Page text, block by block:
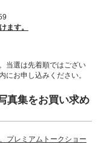
ます。
当選は先着順ではござい
にお申し込みください。
真集をお買い求め
プレミアムトークショー